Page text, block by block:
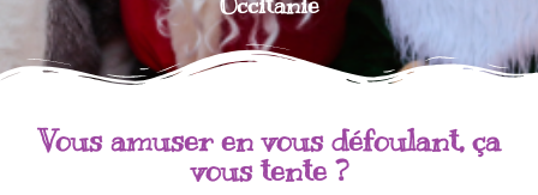
Vous amuser en vous défoulant, ça
vous tente ?